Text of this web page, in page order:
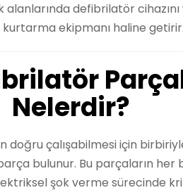
defibrilatör
ekipmanı haline getirir.
Nelerdir?
doğru çalışabilmesi için
bulunur. Bu parçaların her
şok verme sürecinde